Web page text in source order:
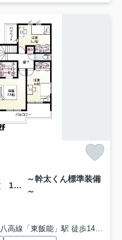
飯能市川寺・全12棟 新築一戸建 11号棟
～幹太くん標準装備
～
八高線「東飯能」駅 徒歩14分